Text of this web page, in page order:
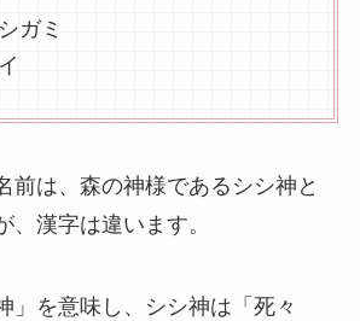
ガミ
前は、森の神様であるシシ神と
、漢字は違います。
」を意味し、シシ神は「死々